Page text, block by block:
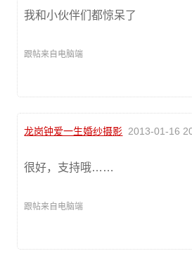
我和小伙伴们都惊呆了
跟帖来自电脑端
龙岗钟爱一生婚纱摄影 2013-01-16
很好，支持哦……
跟帖来自电脑端